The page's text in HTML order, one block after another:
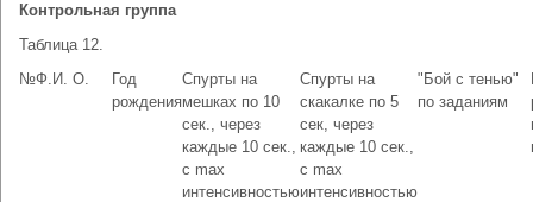
Контрольная группа
Таблица 12.
№Ф.И. О.
Год
рождения
Спурты на
мешках по 10
сек., через
каждые 10 сек.,
с max
интенсивностью
Спурты на
скакалке по 5
сек, через
каждые 10 сек.,
с max
интенсивностью
"Бой с тенью"
по заданиям